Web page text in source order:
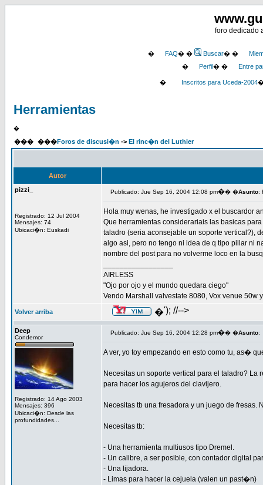
foro dedicado
� FAQ� � Buscar� �
�
Perfil� � Entre
� Inscritos para Uceda-2004
Herramientas
�
��� ���Foros de discusi�n -> El rinc�n del Luthier
Autor
pizzi_
Registrado: 12 Jul 2004
Mensajes: 74
Ubicaci�n: Euskadi
Publicado: Jue Sep 16, 2004 12:08 pm�� �Asunto:
Hola muy wenas, he investigado x el buscardor
Que herramientas considerariais las basicas
taladro (seria aconsejable un soporte vertical?),
algo asi, pero no tengo ni idea de q tipo pillar ni
nombre del post para no volverme loco en la
AIRLESS
"Ojo por ojo y el mundo quedara ciego"
Vendo Marshall valvestate 8080, Vox venue
Volver arriba �'); //-->
Deep
Condemor
Registrado: 14 Ago 2003
Mensajes: 396
Ubicaci�n: Desde las
profundidades...
Publicado: Jue Sep 16, 2004 12:28 pm�� �Asunto:
A ver, yo toy empezando en esto como tu, as�
Necesitas un soporte vertical para el taladro?
para hacer los agujeros del clavijero.
Necesitas tb una fresadora y un juego de
Necesitas tb:
- Una herramienta multiusos tipo Dremel.
- Un calibre, a ser posible, con contador digital
- Una lijadora.
- Limas para hacer la cejuela (valen un past�n)